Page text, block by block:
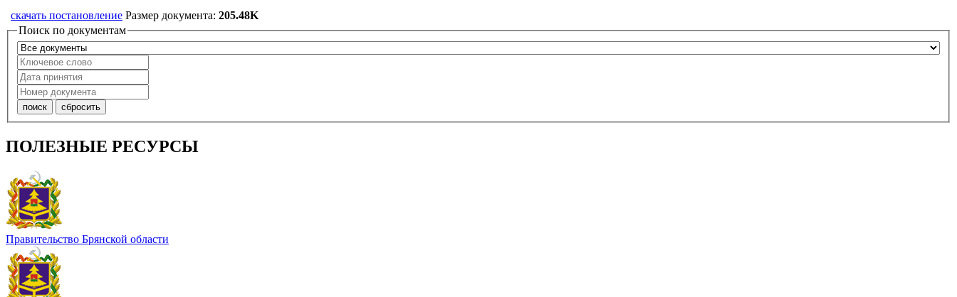
скачать постановление Размер документа: 205.48K
Поиск по документам
ПОЛЕЗНЫЕ РЕСУРСЫ
Правительство Брянской области